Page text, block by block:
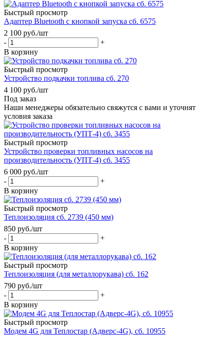
Быстрый просмотр
Адаптер Bluetooth с кнопкой запуска сб. 6575
2 100 руб./шт
-
+
В корзину
Быстрый просмотр
Устройство подкачки топлива сб. 270
4 100 руб./шт
Под заказ
Наши менеджеры обязательно свяжутся с вами и уточнят
условия заказа
Быстрый просмотр
Устройство проверки топливных насосов на
производительность (УПТ-4) сб. 3455
6 000 руб./шт
-
+
В корзину
Быстрый просмотр
Теплоизоляция сб. 2739 (450 мм)
850 руб./шт
-
+
В корзину
Быстрый просмотр
Теплоизоляция (для металлорукава) сб. 162
790 руб./шт
-
+
В корзину
Быстрый просмотр
Модем 4G для Теплостар (Адверс-4G), сб. 10955